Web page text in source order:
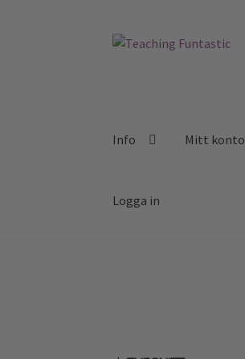
Hoppa
Gå
Info Mitt konto
Logga in